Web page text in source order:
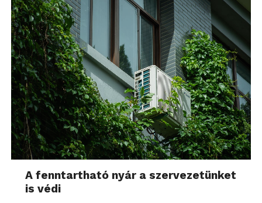
A fenntartható nyár a szervezetünket
is védi